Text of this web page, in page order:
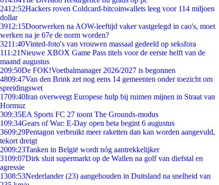
2412:52Hackers roven Coldcard-bitcoinwallets leeg voor 114 miljoen
dollar
3912:15Doorwerken na AOW-leeftijd vaker vastgelegd in cao's, moet
werken na je 67e de norm worden?
3211:40Vinted-foto's van vrouwen massaal gedeeld op seksfora
111:21Nieuwe XBOX Game Pass titels voor de eerste helft van de
maand augustus
209:50De FOK!Voetbalmanager 2026/2027 is begonnen
4809:47Van den Brink zet nog eens 14 gemeenten onder toezicht om
spreidingswet
1709:40Iran overweegt Europese hulp bij ruimen mijnen in Straat van
Hormuz
309:35EA Sports FC 27 toont The Grounds-modus
109:34Gears of War: E-Day open beta begint 6 augustus
3609:29Pentagon verbruikt meer raketten dan kan worden aangevuld,
tekort dreigt
2009:23Tanken in België wordt nóg aantrekkelijker
3109:07Dirk sluit supermarkt op de Wallen na golf van diefstal en
agressie
1308:53Nederlander (23) aangehouden in Duitsland na snelheid van